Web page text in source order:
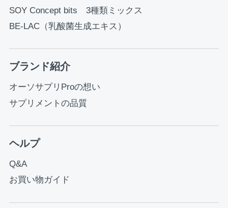
SOY Concept bits 3種類ミックス
BE-LAC（乳酸菌生成エキス）
ブランド紹介
オーソサプリProの想い
サプリメントの品質
ヘルプ
Q&A
お買い物ガイド